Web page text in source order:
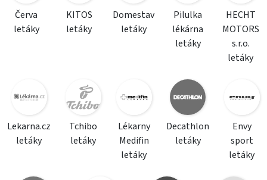
Červa
letáky
KITOS
letáky
Domestav
letáky
Pilulka
lékárna
letáky
HECHT
MOTORS
s.r.o.
letáky
Lekarna.cz
letáky
Tchibo
letáky
Lékarny
Medifin
letáky
Decathlon
letáky
Envy
sport
letáky